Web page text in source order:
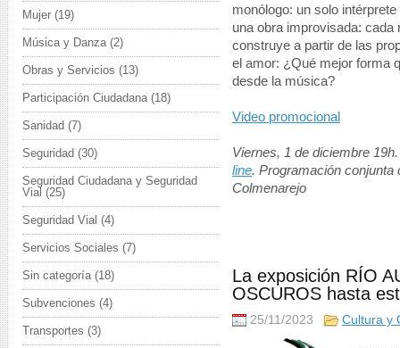
monólogo: un solo
una obra improvisada:
construye a partir de las
el amor: ¿Qué mejor forma
desde la música?
Video promocional
Viernes, 1 de diciembre
line. Programación conjunta
Colmenarejo
La exposición RÍO
OSCUROS hasta
25/11/2023 Cultura y
Mujer (19)
Música y Danza(2)
Obras y Servicios (13)
Participación Ciudadana(18)
Sanidad (7)
Seguridad (30)
Seguridad Ciudadana y Seguridad
Vial (25)
Seguridad Vial (4)
Servicios Sociales (7)
Sin categoría(18)
Subvenciones (4)
Transportes (3)